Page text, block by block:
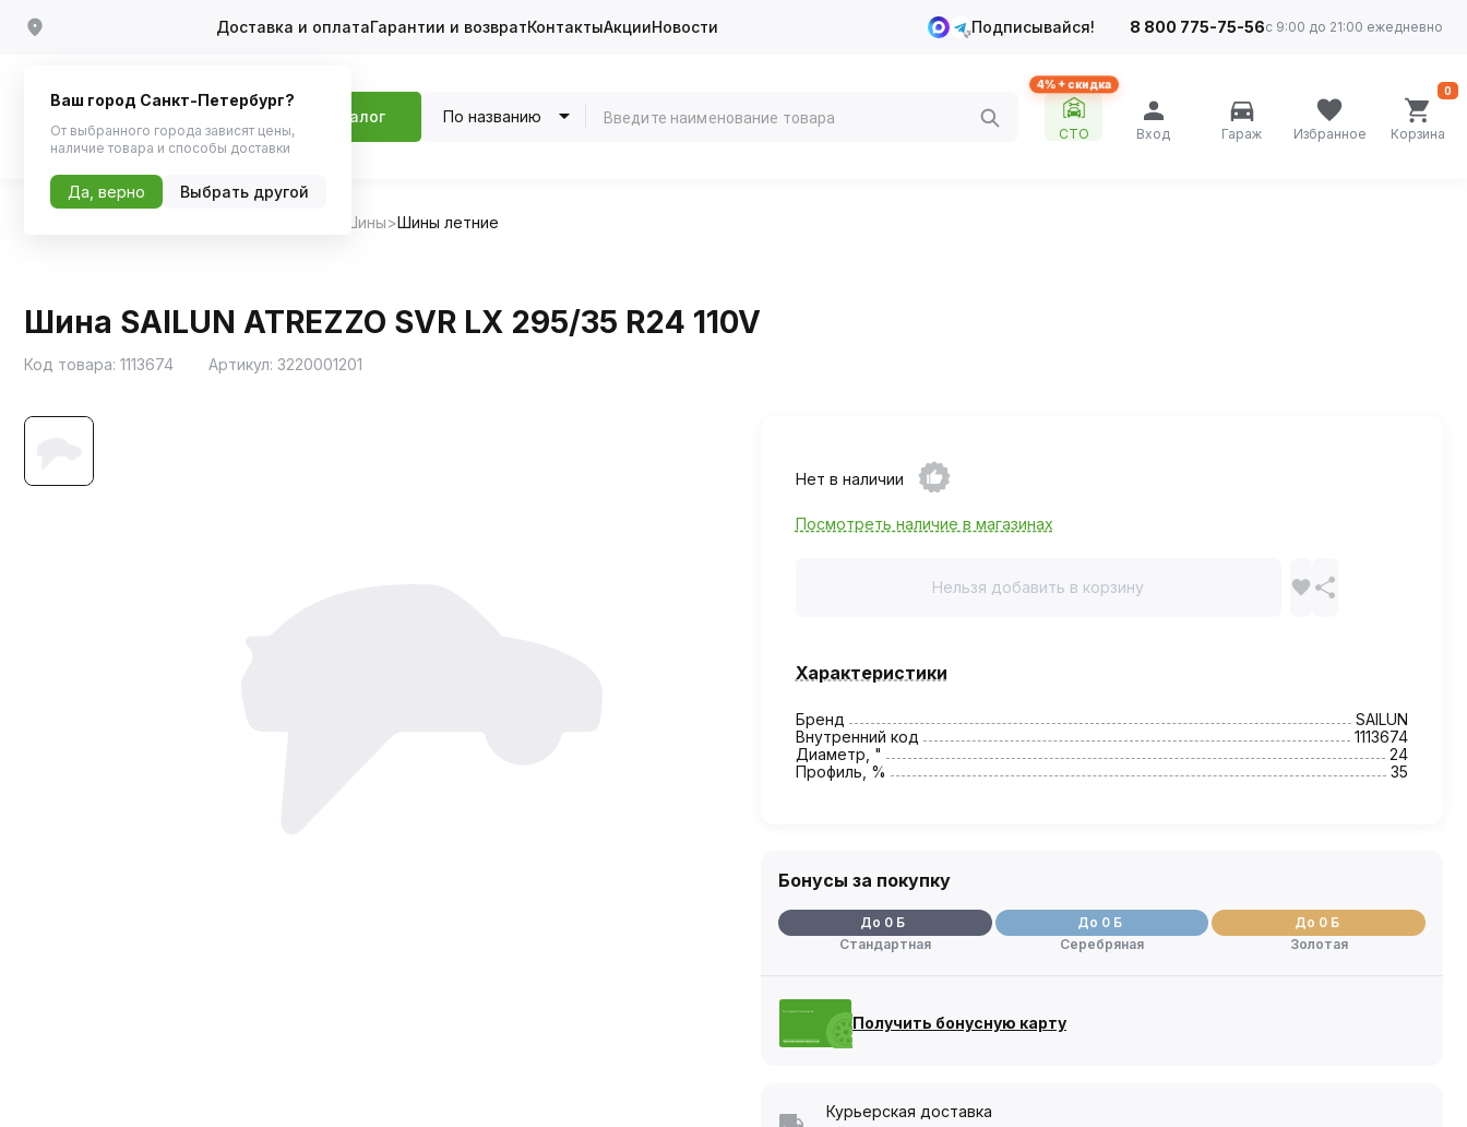
Доставка и оплатаГарантии и возвратКонтактыАкцииНовости Подписывайся! 8 800 775-75-56с 9:00 до 21:00 ежедневно
Каталог По названию
4%+ скидка
СТО Вход Гараж Избранное Корзина
0
Шины Шины летние
Шина SAILUN ATREZZO SVR LX 295/35 R24 110V
Код товара: 1113674 Артикул: 3220001201
Нет в наличии
Посмотреть наличие в магазинах
Нельзя добавить в корзину
Характеристики
Бренд
SAILUN
Внутренний код
1113674
Диаметр, "
24
Профиль, %
35
Бонусы за покупку
До 0 Б
Стандартная
До 0 Б
Серебряная
До 0 Б
Золотая
Получить бонусную карту
Курьерская доставка
Ваш город Санкт-Петербург?
От выбранного города зависят цены,
наличие товара и способы доставки
Да, верно Выбрать другой